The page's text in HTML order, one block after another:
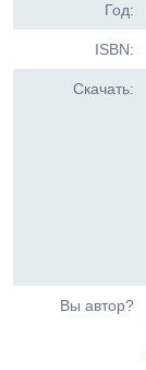
Год:
ISBN:
Скачать:
Вы автор?